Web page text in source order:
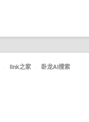
· link之家 · 卧龙AI搜索